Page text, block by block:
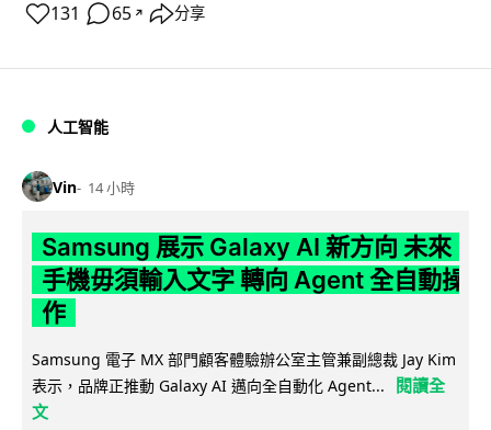
131 65 ↗ 分享
人工智能
Vin 14 小時
Samsung 展示 Galaxy AI 新方向 未來
手機毋須輸入文字 轉向 Agent 全自動操
作
Samsung 電子 MX 部門顧客體驗辦公室主管兼副總裁 Jay Kim
表示，品牌正推動 Galaxy AI 邁向全自動化 Agent...
閱讀全
文